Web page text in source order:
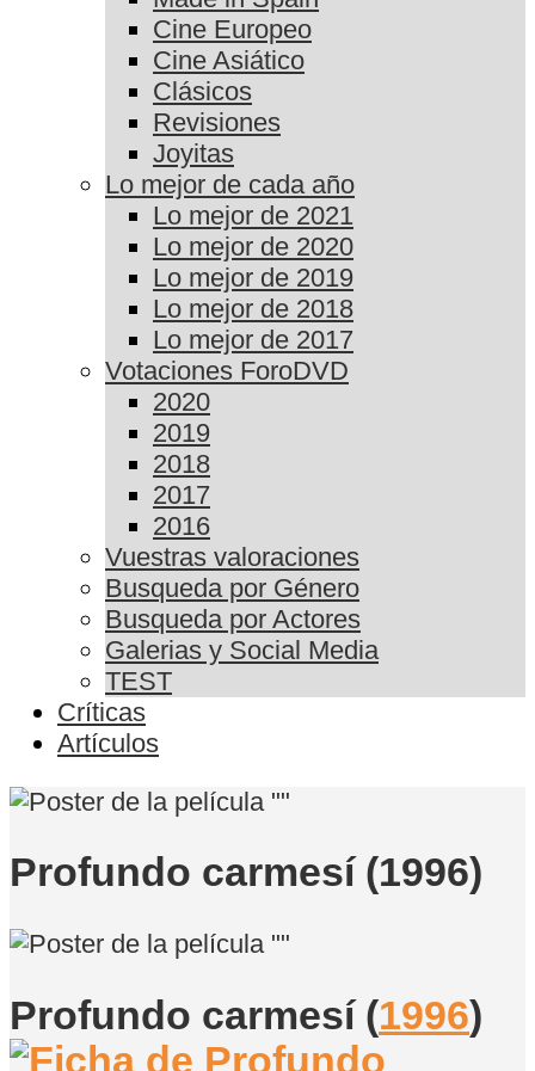
Cine Europeo
Cine Asiático
Clásicos
Revisiones
Joyitas
Lo mejor de cada año
Lo mejor de 2021
Lo mejor de 2020
Lo mejor de 2019
Lo mejor de 2018
Lo mejor de 2017
Votaciones ForoDVD
2020
2019
2018
2017
2016
Vuestras valoraciones
Busqueda por Género
Busqueda por Actores
Galerias y Social Media
TEST
Críticas
Artículos
Profundo carmesí (1996)
Profundo carmesí (1996)